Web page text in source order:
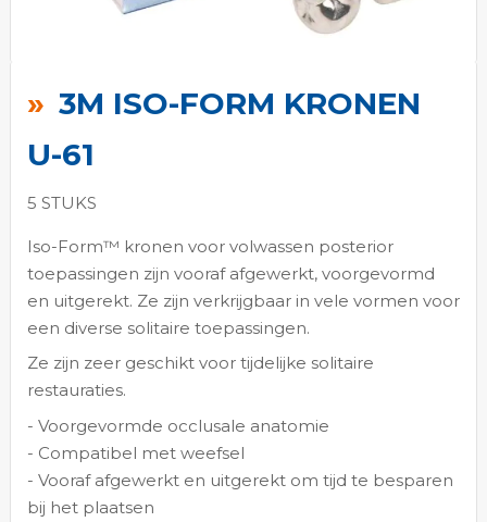
3M ISO-FORM KRONEN
U-61
5 STUKS
Iso-Form™ kronen voor volwassen posterior
toepassingen zijn vooraf afgewerkt, voorgevormd
en uitgerekt. Ze zijn verkrijgbaar in vele vormen voor
een diverse solitaire toepassingen.
Ze zijn zeer geschikt voor tijdelijke solitaire
restauraties.
- Voorgevormde occlusale anatomie
- Compatibel met weefsel
- Vooraf afgewerkt en uitgerekt om tijd te besparen
bij het plaatsen
het
begin
van
de
gallerij